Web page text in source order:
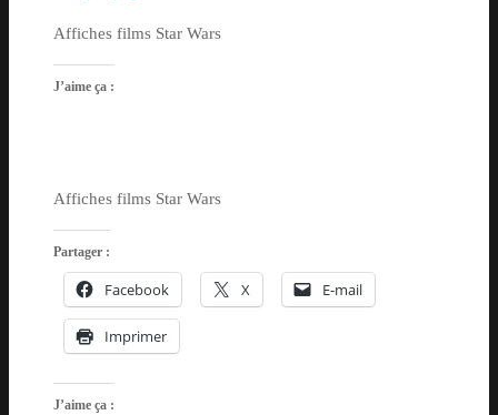
Affiches films Star Wars
J’aime ça :
Affiches films Star Wars
Partager :
Facebook X E-mail
Imprimer
J’aime ça :